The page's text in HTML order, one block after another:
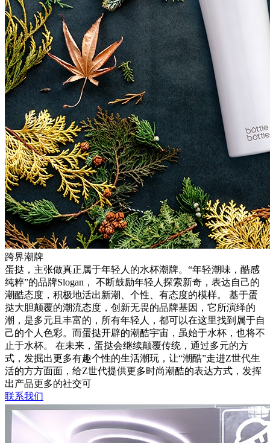
跨界潮牌
蛋挞，主张做真正属于年轻人的水杯潮牌。“年轻潮味，酷感
纯粹”的品牌Slogan， 不断鼓励年轻人探索新奇，表达自己的
潮酷态度，积极地活出新潮、个性、有态度的模样。 基于蛋
挞大胆颠覆的潮流态度，创新无畏的品牌基因，它所演绎的
潮，是多元且丰富的，所有年轻人，都可以在这里找到属于自
己的个人色彩。而蛋挞开辟的潮酷宇宙，虽始于水杯，也将不
止于水杯。 在未来，蛋挞会继续颠覆传统，通过多元的方
式，发掘出更多有趣个性的生活潮玩，让“潮酷”走进Z世代生
活的方方面面，给Z世代提供更多时尚潮酷的表达方式，发挥
出产品更多的社交可
联系我们